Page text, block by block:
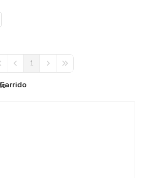
PagePrevious Page
1 Next PageLast Page